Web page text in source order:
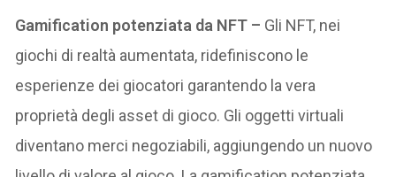
Gamification potenziata da NFT – Gli NFT, nei
giochi di realtà aumentata, ridefiniscono le
esperienze dei giocatori garantendo la vera
proprietà degli asset di gioco. Gli oggetti virtuali
diventano merci negoziabili, aggiungendo un nuovo